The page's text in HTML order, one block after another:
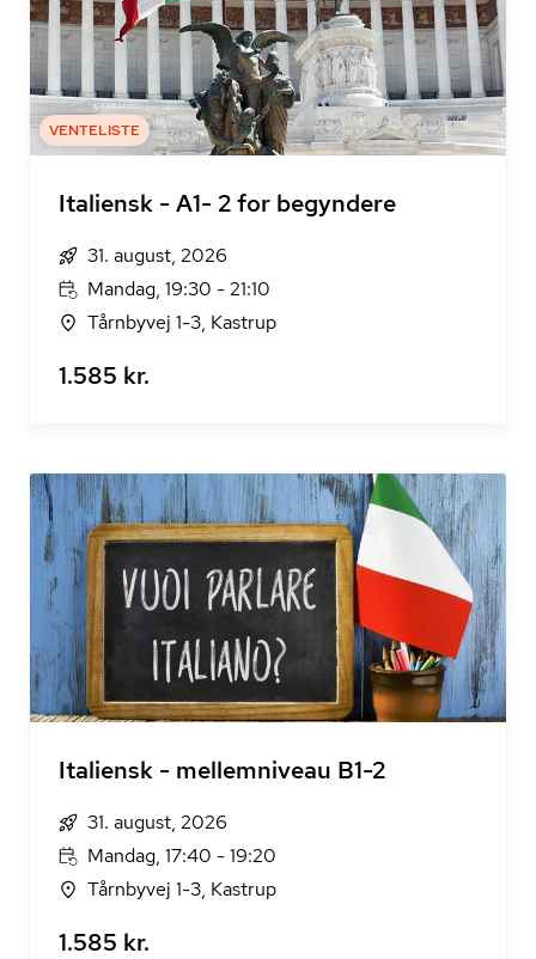
VENTELISTE
Italiensk - A1- 2 for begyndere
31. august, 2026
Mandag, 19:30 - 21:10
Tårnbyvej 1-3, Kastrup
1.585 kr.
Italiensk - mellemniveau B1-2
31. august, 2026
Mandag, 17:40 - 19:20
Tårnbyvej 1-3, Kastrup
1.585 kr.